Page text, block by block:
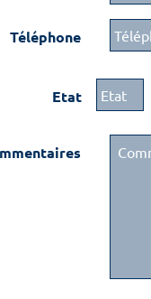
Téléphone
Etat